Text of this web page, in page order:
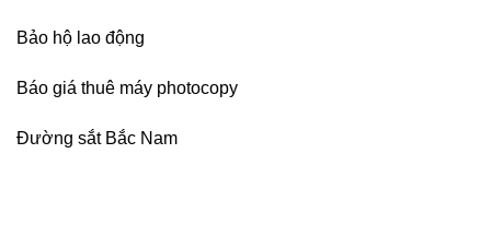
Bảo hộ lao động
Báo giá thuê máy photocopy
Đường sắt Bắc Nam